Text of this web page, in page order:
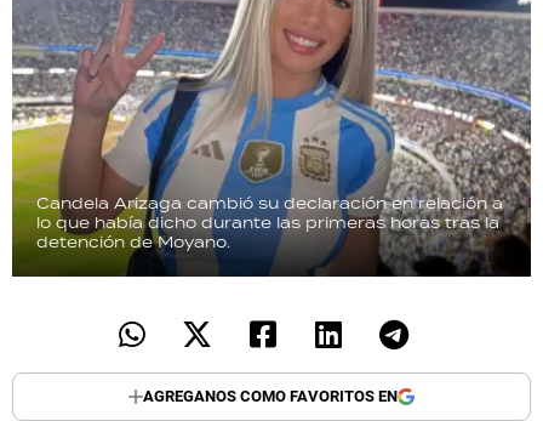
Candela Arizaga cambió su declaración en relación a
lo que había dicho durante las primeras horas tras la
detención de Moyano.
AGREGANOS COMO FAVORITOS EN